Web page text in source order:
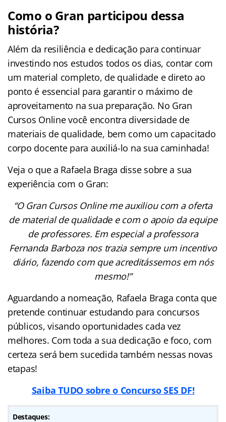
Como o Gran participou dessa
história?
Além da resiliência e dedicação para continuar
investindo nos estudos todos os dias, contar com
um material completo, de qualidade e direto ao
ponto é essencial para garantir o máximo de
aproveitamento na sua preparação. No Gran
Cursos Online você encontra diversidade de
materiais de qualidade, bem como um capacitado
corpo docente para auxiliá-lo na sua caminhada!
Veja o que a Rafaela Braga disse sobre a sua
experiência com o Gran:
“O Gran Cursos Online me auxiliou com a oferta
de material de qualidade e com o apoio da equipe
de professores. Em especial a professora
Fernanda Barboza nos trazia sempre um incentivo
diário, fazendo com que acreditássemos em nós
mesmo!”
Aguardando a nomeação, Rafaela Braga conta que
pretende continuar estudando para concursos
públicos, visando oportunidades cada vez
melhores. Com toda a sua dedicação e foco, com
certeza será bem sucedida também nessas novas
etapas!
Saiba TUDO sobre o Concurso SES DF!
Destaques: